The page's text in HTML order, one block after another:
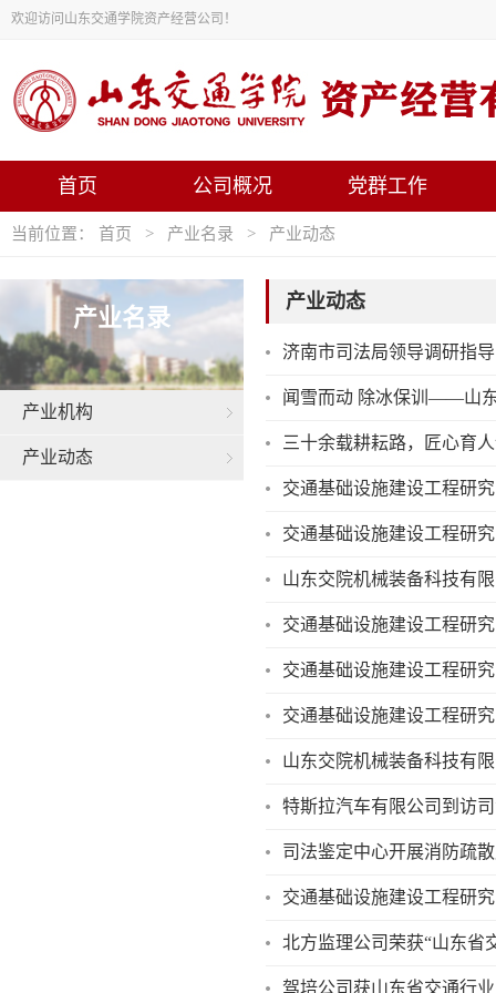
欢迎访问山东交通学院资产经营公司！
首页 公司概况 党群工作
当前位置： 首页 > 产业名录 > 产业动态
产业名录
产业机构
产业动态
产业动态
济南市司法局领导调研指
闻雪而动 除冰保训——山
三十余载耕耘路，匠心育
交通基础设施建设工程研
山东交院机械装备科技有
交通基础设施建设工程研
山东交院机械装备科技有
特斯拉汽车有限公司到访
司法鉴定中心开展消防疏
交通基础设施建设工程研
北方监理公司荣获“山东省
驾培公司获山东省交通行